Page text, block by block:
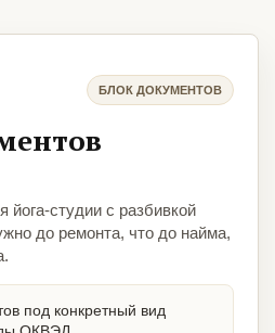
БЛОК ДОКУМЕНТОВ
йога-студии с разбивкой
до ремонта, что до найма,
под конкретный вид